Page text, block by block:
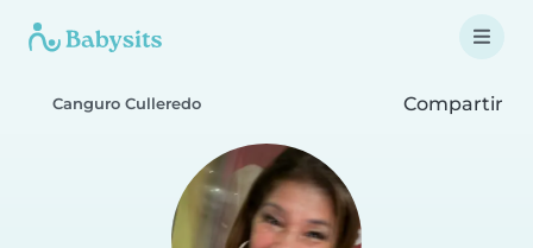
Canguro Culleredo Compartir